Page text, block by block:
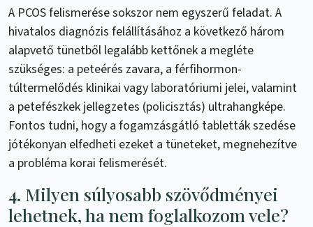
A PCOS felismerése sokszor nem egyszerű feladat. A
hivatalos diagnózis felállításához a következő három
alapvető tünetből legalább kettőnek a megléte
szükséges: a peteérés zavara, a férfihormon-
túltermelődés klinikai vagy laboratóriumi jelei, valamint
a petefészkek jellegzetes (policisztás) ultrahangképe.
Fontos tudni, hogy a fogamzásgátló tabletták szedése
jótékonyan elfedheti ezeket a tüneteket, megnehezítve
a probléma korai felismerését.
4. Milyen súlyosabb szövődményei
lehetnek, ha nem foglalkozom vele?